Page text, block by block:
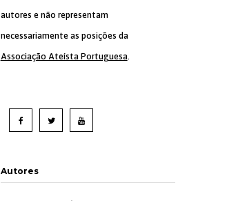
autores e não representam
necessariamente as posições da
Associação Ateísta Portuguesa.
Autores